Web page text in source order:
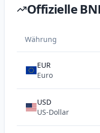
Offizielle
Währung
EUR
Euro
USD
US-Dollar